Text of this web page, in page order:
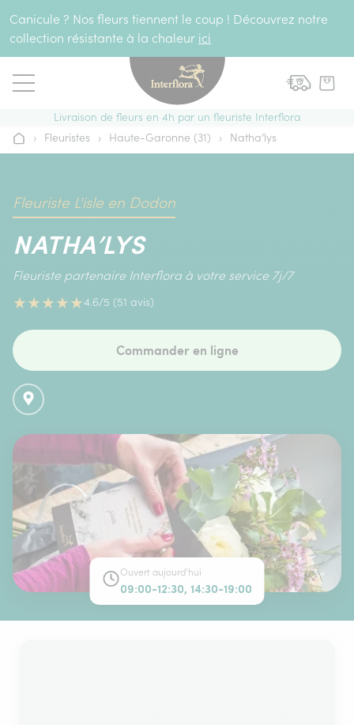
Canicule ? Nos fleurs tiennent le coup ! Découvrez notre
collection résistante à la chaleur ici
Livraison de fleurs en 4h par un fleuriste Interflora
Accueil
› Fleuristes › Haute-Garonne (31) › Natha’lys
Fleuriste L'isle en Dodon
NATHA’LYS
Fleuriste partenaire Interflora à votre service 7j/7
★★★★★4.6/5 (51 avis)
Commander en ligne
Ouvert aujourd'hui
09:00-12:30, 14:30-19:00